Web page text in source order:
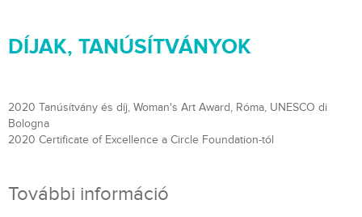
DÍJAK, TANÚSÍTVÁNYOK
2020 Tanúsítvány és díj, Woman's Art Award, Róma, UNESCO di
Bologna
2020 Certificate of Excellence a Circle Foundation-tól
További információ